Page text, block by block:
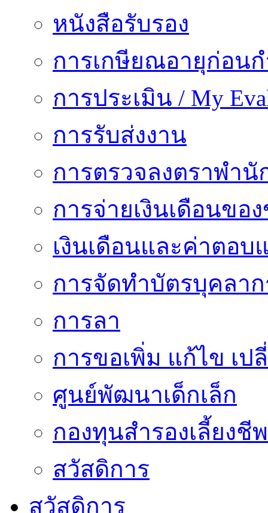
หนังสือรับรอง
การเกษียณอายุก่อน
การประเมิน / My
การรับส่งงาน
การตรวจลงตราพำ
การจ่ายเงินเดือนขอ
เงินเดือนและค่าตอบ
การจัดทำบัตรบุคลา
การลา
การขอเพิ่ม แก้ไข เ
ศูนย์พัฒนาเด็กเล็ก
กองทุนสำรองเลี้ยงชีพ
สวัสดิการ
สวัสดิการ